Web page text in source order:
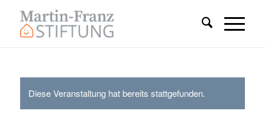
Diese Veranstaltung hat bereits stattgefunden.